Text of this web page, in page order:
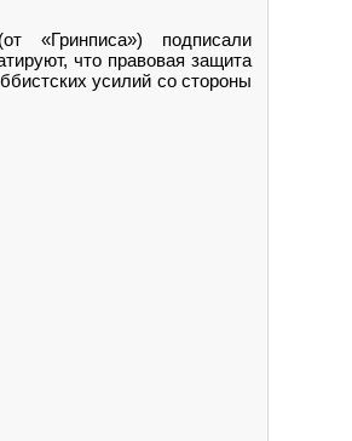
«Гринписа») подписали
что правовая защита
усилий со стороны